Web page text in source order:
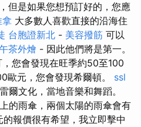
但是如果您想預訂好的，您應
拿 大多數人喜歡直接的沿海住
台胞證新北 - 美容撥筋 可以
茶外燴 - 因此他們將是第一。
您會發現在旺季約50至100
歐元，您會發現希爾頓。 ssl
爾文化，當地音樂和舞蹈。
的雨傘，兩個太陽的雨傘會有
的報價很有希望，我立即擊中